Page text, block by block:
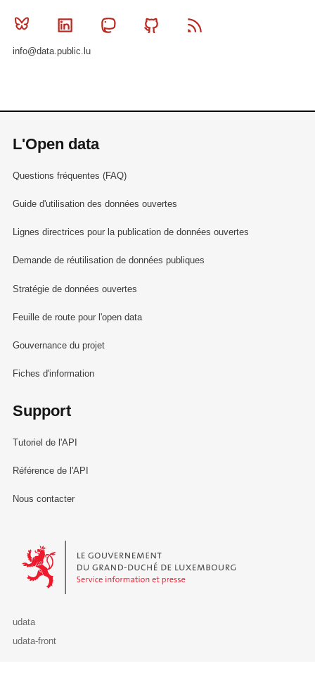
Bluesky Linkedin MastodonGithub
info@data.public.lu
L'Open data
Questions fréquentes (FAQ)
Guide d'utilisation des données ouvertes
Lignes directrices pour la publication de données ouvertes
Demande de réutilisation de données publiques
Stratégie de données ouvertes
Feuille de route pour l'open data
Gouvernance du projet
Fiches d'information
Support
Tutoriel de l'API
Référence de l'API
Nous contacter
Le Gouvernement du Grand-Duché de Luxembourg - Service
udata
udata-front